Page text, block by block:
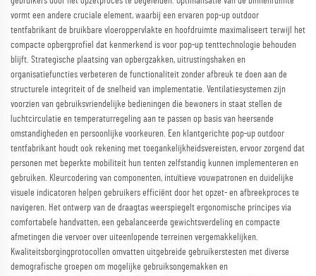
vormt een andere cruciale element, waarbij een ervaren pop-up outdoor
tentfabrikant de bruikbare vloeroppervlakte en hoofdruimte maximaliseert terwijl het
compacte opbergprofiel dat kenmerkend is voor pop-up tenttechnologie behouden
blijft. Strategische plaatsing van opbergzakken, uitrustingshaken en
organisatiefuncties verbeteren de functionaliteit zonder afbreuk te doen aan de
structurele integriteit of de snelheid van implementatie. Ventilatiesystemen zijn
voorzien van gebruiksvriendelijke bedieningen die bewoners in staat stellen de
luchtcirculatie en temperaturregeling aan te passen op basis van heersende
omstandigheden en persoonlijke voorkeuren. Een klantgerichte pop-up outdoor
tentfabrikant houdt ook rekening met toegankelijkheidsvereisten, ervoor zorgend dat
personen met beperkte mobiliteit hun tenten zelfstandig kunnen implementeren en
gebruiken. Kleurcodering van componenten, intuïtieve vouwpatronen en duidelijke
visuele indicatoren helpen gebruikers efficiënt door het opzet- en afbreekproces te
navigeren. Het ontwerp van de draagtas weerspiegelt ergonomische principes via
comfortabele handvatten, een gebalanceerde gewichtsverdeling en compacte
afmetingen die vervoer over uiteenlopende terreinen vergemakkelijken.
Kwaliteitsborgingprotocollen omvatten uitgebreide gebruikerstesten met diverse
demografische groepen om mogelijke gebruiksongemakken en